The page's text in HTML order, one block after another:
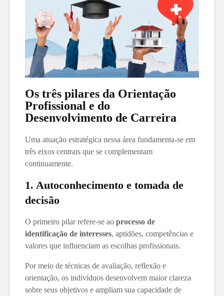
Os três pilares da Orientação
Profissional e do
Desenvolvimento de Carreira
Uma atuação estratégica nessa área fundamenta-se em
três eixos centrais que se complementam
continuamente.
1. Autoconhecimento e tomada de
decisão
O primeiro pilar refere-se ao processo de
identificação de interesses, aptidões, competências e
valores que influenciam as escolhas profissionais.
Por meio de técnicas de avaliação, reflexão e
orientação, os indivíduos desenvolvem maior clareza
sobre seus objetivos e ampliam sua capacidade de